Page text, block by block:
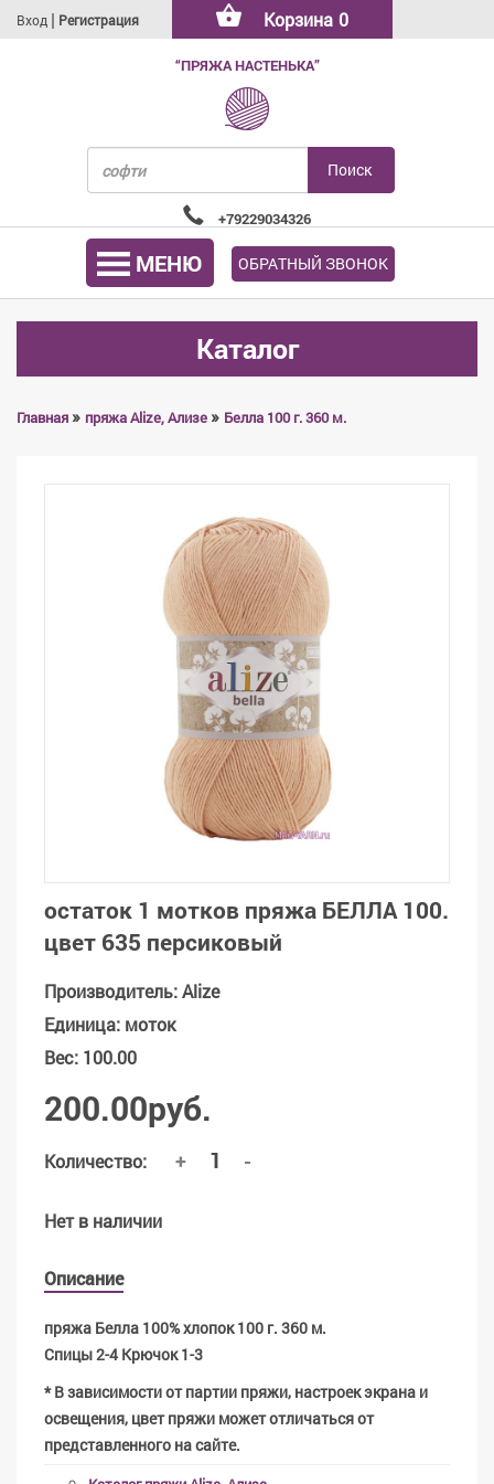
Вход | Регистрация Корзина 0
“ПРЯЖА НАСТЕНЬКА”
+79229034326
МЕНЮ ОБРАТНЫЙ ЗВОНОК
Каталог
Главная» пряжа Alize, Ализе» Белла 100 г. 360 м.
остаток 1 мотков пряжа БЕЛЛА 100.
цвет 635 персиковый
Производитель:Alize
Единица: моток
Вес: 100.00
200.00руб.
Количество: + -
Нет в наличии
Описание
пряжа Белла 100% хлопок 100 г. 360 м.
Спицы 2-4 Крючок 1-3
* В зависимости от партии пряжи, настроек экрана и
освещения, цвет пряжи может отличаться от
представленного на сайте.